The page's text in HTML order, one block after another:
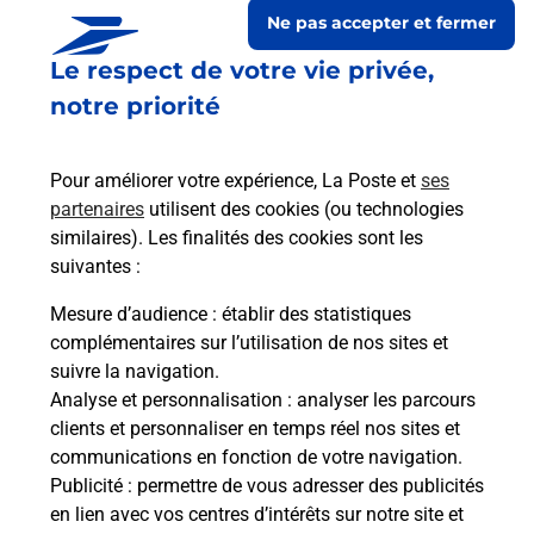
Le respect de votre vie privée,
notre priorité
Pour améliorer votre expérience, La Poste et ses
partenaires utilisent des cookies (ou technologies
similaires). Les finalités des cookies sont les
suivantes :
Mesure d’audience : établir des statistiques
complémentaires sur l’utilisation de nos sites et
suivre la navigation.
Analyse et personnalisation : analyser les parcours
clients et personnaliser en temps réel nos sites et
communications en fonction de votre navigation.
Publicité : permettre de vous adresser des publicités
en lien avec vos centres d’intérêts sur notre site et
Ne pas accepter et fermer
Prochaine collecte du courrierlundià 08h00
25 Grande Rue
10700 Vaupoisson
Itinéraire
Le lien s'ouvre dans un nouvel onglet